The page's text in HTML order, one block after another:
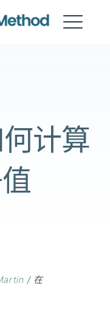
计算
在